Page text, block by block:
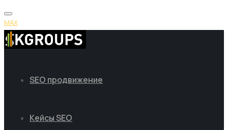
MAX
SEO продвижение
Кейсы SEO